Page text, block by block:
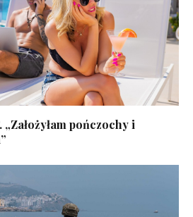
„Założyłam pończochy i